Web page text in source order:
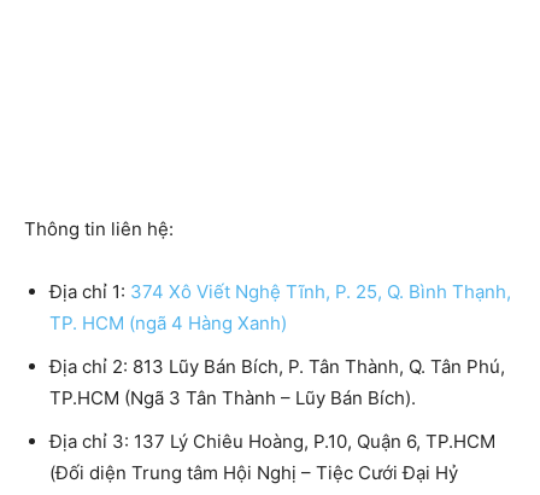
Thông tin liên hệ:
Địa chỉ 1: 374 Xô Viết Nghệ Tĩnh, P. 25, Q. Bình Thạnh,
TP. HCM (ngã 4 Hàng Xanh)
Địa chỉ 2: 813 Lũy Bán Bích, P. Tân Thành, Q. Tân Phú,
TP.HCM (Ngã 3 Tân Thành – Lũy Bán Bích).
Địa chỉ 3: 137 Lý Chiêu Hoàng, P.10, Quận 6, TP.HCM
(Đối diện Trung tâm Hội Nghị – Tiệc Cưới Đại Hỷ